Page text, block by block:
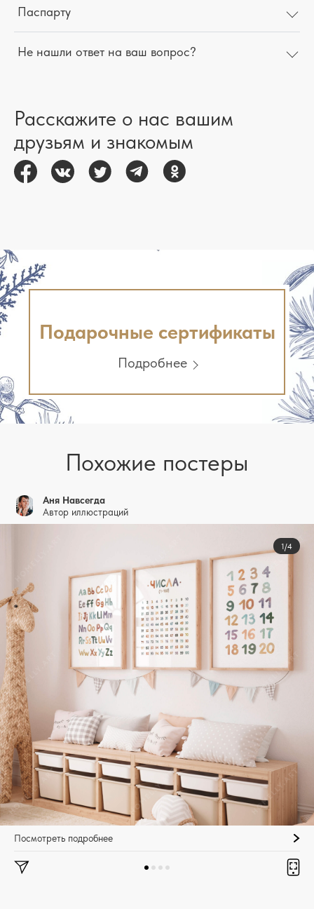
Паспарту
Не нашли ответ на ваш вопрос?
Расскажите о нас вашим
друзьям и знакомым
Подарочные сертификаты
Подробнее
Похожие постеры
Аня Навсегда
Автор иллюстраций
1/4
Посмотреть подробнее